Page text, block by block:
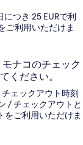
つき 25 EURで利
ご利用いただけま
ナコのチェック
ください。
ェックアウト時刻
/ チェックアウトと
をご利用いただけま